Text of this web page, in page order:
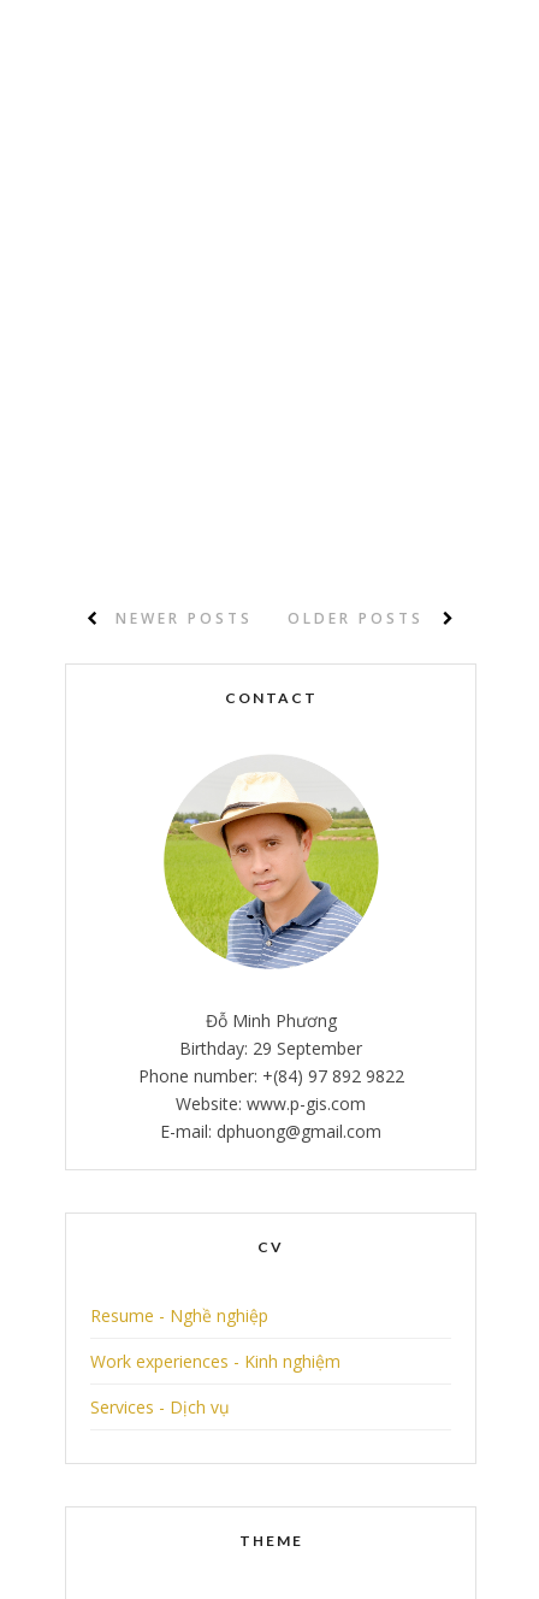
NEWER POSTS OLDER POSTS
CONTACT
Đỗ Minh Phương
Birthday: 29 September
Phone number: +(84) 97 892 9822
Website: www.p-gis.com
E-mail: dphuong@gmail.com
CV
Resume - Nghề nghiệp
Work experiences - Kinh nghiệm
Services - Dịch vụ
THEME